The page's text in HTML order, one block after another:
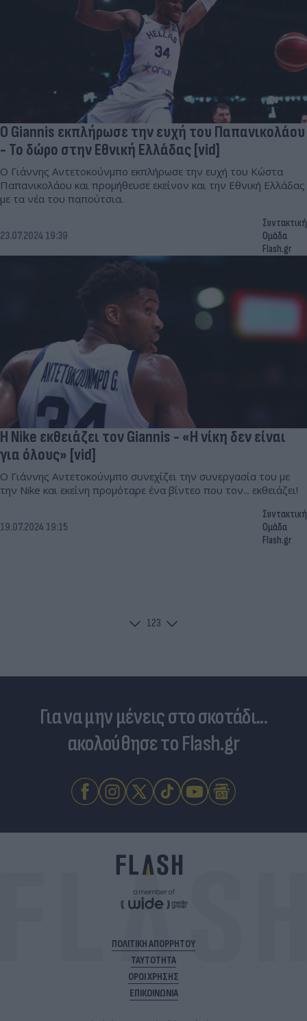
O Giannis εκπλήρωσε την ευχή του Παπανικολάου
- Το δώρο στην Εθνική Ελλάδας [vid]
Ο Γιάννης Αντετοκούνμπο εκπλήρωσε την ευχή του Κώστα
Παπανικολάου και προμήθευσε εκείνον και την Εθνική Ελλάδας
με τα νέα του παπούτσια.
23.07.2024 19:39
Συντακτική
Ομάδα
Flash.gr
Η Nike εκθειάζει τον Giannis - «Η νίκη δεν είναι
για όλους» [vid]
Ο Γιάννης Αντετοκούνμπο συνεχίζει την συνεργασία του με
την Nike και εκείνη προμόταρε ένα βίντεο που τον... εκθειάζει!
19.07.2024 19:15
Συντακτική
Ομάδα
Flash.gr
123
Για να μην μένεις στο σκοτάδι...
ακολούθησε το Flash.gr
ΠΟΛΙΤΙΚΗ ΑΠΟΡΡΗΤΟΥ
ΤΑΥΤΟΤΗΤΑ
ΟΡΟΙ ΧΡΗΣΗΣ
ΕΠΙΚΟΙΝΩΝΙΑ